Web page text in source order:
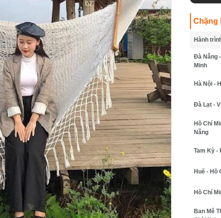
Chặng
Hành trình*
Đà Nẵng -
Minh
Hà Nội -
Đà Lạt -
Hồ Chí
Nẵng
Tam Kỳ -
Huế - Hồ
Hồ Chí
Ban Mê